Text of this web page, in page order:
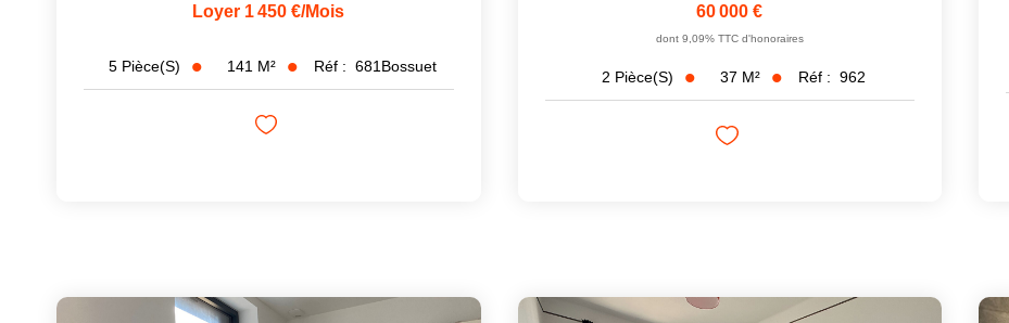
Loyer 1 450 €/mois
5 Pièce(s) 141 M² Réf : 681Bossuet
60 000 €
dont 9,09% TTC d'honoraires
2 Pièce(s) 37 M² Réf : 962